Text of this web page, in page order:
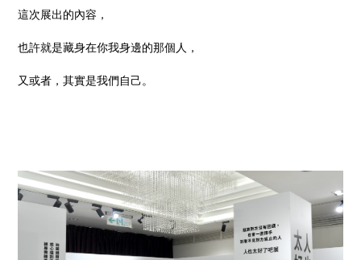
這次展出的內容，
也許就是藏身在你我身邊的那個人，
又或者，其實是我們自己。